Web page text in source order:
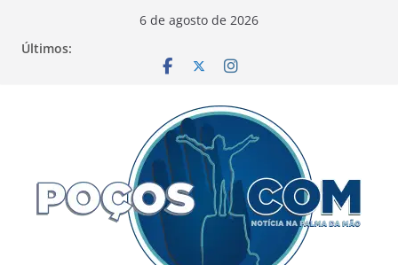
6 de agosto de 2026
Últimos: